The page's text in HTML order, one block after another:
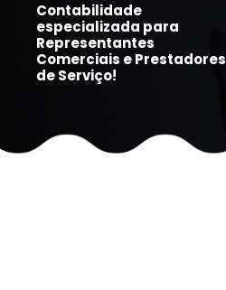
Contabilidade
especializada para
Representantes
Comerciais e Prestadores
de Serviço!